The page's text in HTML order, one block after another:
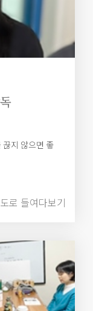
지 않으면 좋
로 들여다보기